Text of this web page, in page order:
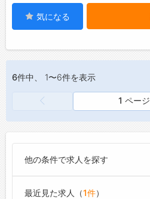
気になる
6件中、 1〜6件を表示
1 ページ
他の条件で求人を探す
最近見た求人（1件）